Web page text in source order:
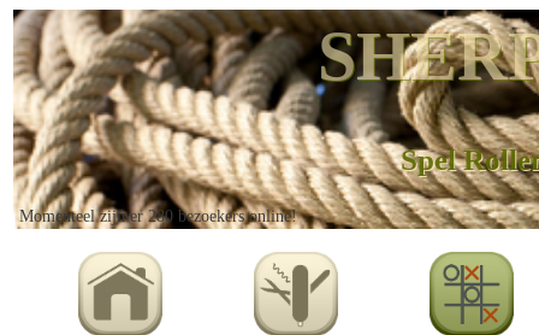
Spel
Momenteel zijn er 280 bezoekers online!